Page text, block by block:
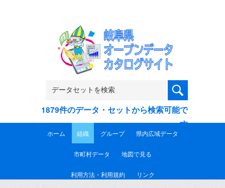
1879件のデータ・セットから検索可能で
す
ホーム 組織 グループ 県内広域データ
市町村データ 地図で見る
利用方法・利用規約 リンク